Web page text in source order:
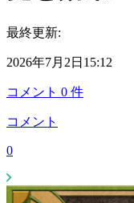
最終更新:
2026年7月2日15:12
コメント 0 件
コメント
0